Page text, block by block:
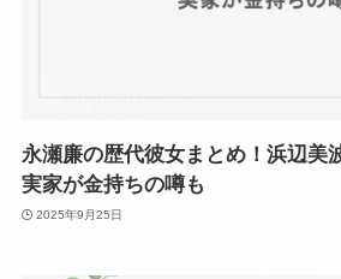
永瀬廉の歴代彼女まとめ！浜辺美
実家が金持ちの噂も
2025年9月25日